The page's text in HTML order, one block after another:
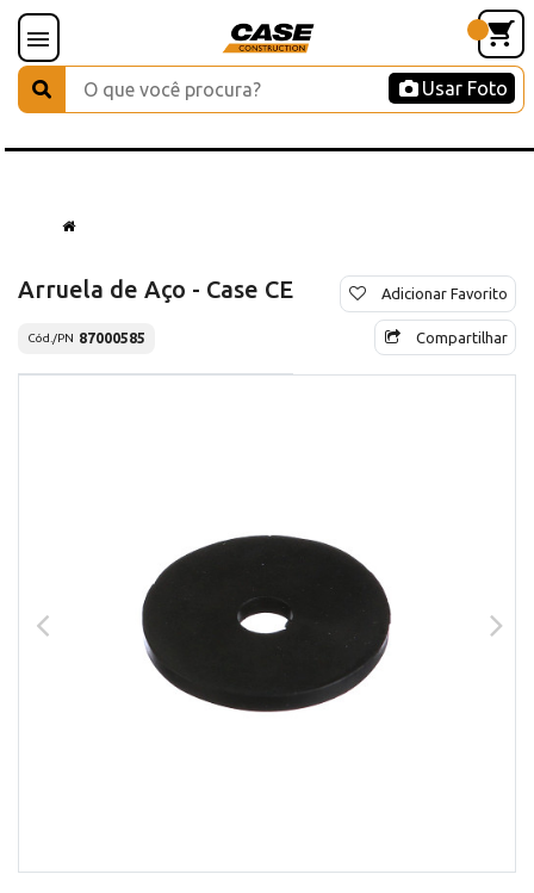
Usar Foto
Arruela de Aço - Case CE
Cód./PN 87000585
Adicionar Favorito
Compartilhar